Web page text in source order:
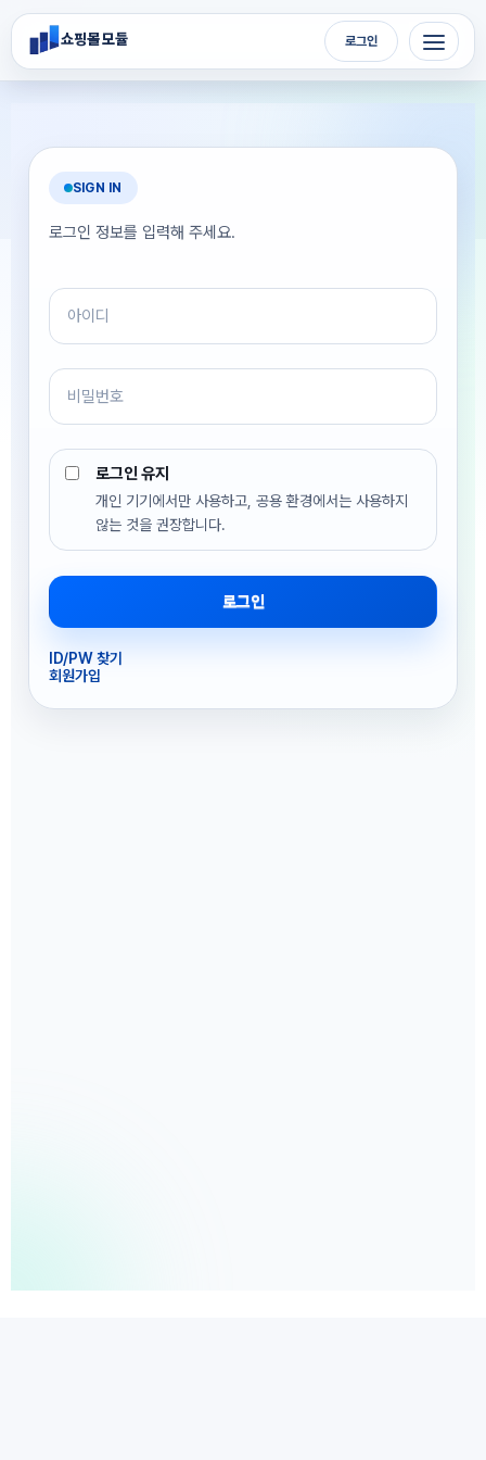
메뉴 건너뛰기
쇼핑몰 모듈
로그인
SIGN IN
로그인 정보를 입력해 주세요.
로그인 유지
개인 기기에서만 사용하고, 공용 환경에서는 사용하지
않는 것을 권장합니다.
ID/PW 찾기
회원가입